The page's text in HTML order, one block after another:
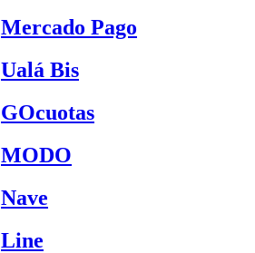
Mercado Pago
Ualá Bis
GOcuotas
MODO
Nave
Line